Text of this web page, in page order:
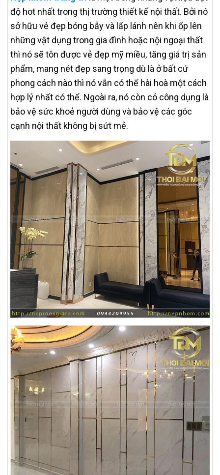
độ hot nhất trong thị trường thiết kế nội thất. Bởi nó
sở hữu vẻ đẹp bóng bẫy và lấp lánh nên khi ốp lên
những vật dụng trong gia đình hoặc nội ngoại thất
thì nó sẽ tôn được vẻ đẹp mỹ miều, tăng giá trị sản
phẩm, mang nét đẹp sang trọng dù là ở bất cứ
phong cách nào thì nó vẫn có thể hài hoà một cách
hợp lý nhất có thể. Ngoài ra, nó còn có công dụng là
bảo vệ sức khoẻ người dùng và bảo vệ các góc
cạnh nội thất không bị sứt mẻ.